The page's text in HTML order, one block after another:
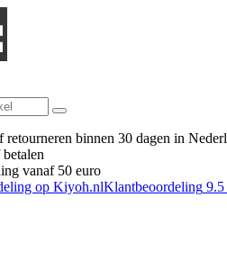
retourneren binnen 30 dagen in
vanaf 50 euro
Klantbeoordeling 9.5